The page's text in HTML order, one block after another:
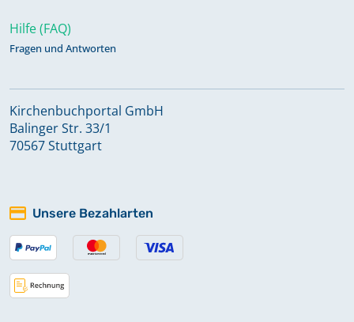
Hilfe (FAQ)
Fragen und Antworten
Kirchenbuchportal GmbH
Balinger Str. 33/1
70567 Stuttgart
Unsere Bezahlarten